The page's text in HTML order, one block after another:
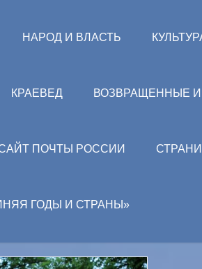
НАРОД И ВЛАСТЬ
КРАЕВЕД ВОЗВРАЩЕННЫЕ
ПОЧТЫ РОССИИ
ГОДЫ И СТРАНЫ»